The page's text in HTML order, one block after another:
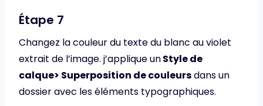
Étape 7
Changez la couleur du texte du blanc au violet
extrait de l’image. j’applique unStyle de
calque> Superposition de couleursdans un
dossier avec les éléments typographiques.